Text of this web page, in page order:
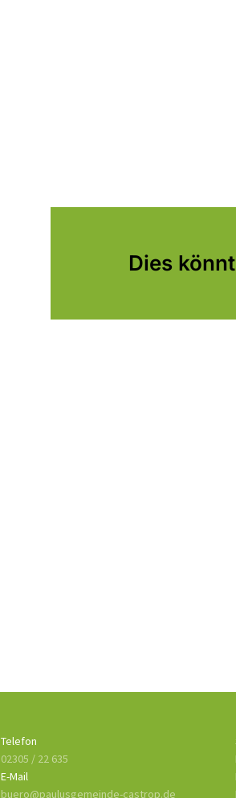
Dies
Telefon
02305 / 22 635
E-Mail
buero@paulusgemeinde-castrop.de